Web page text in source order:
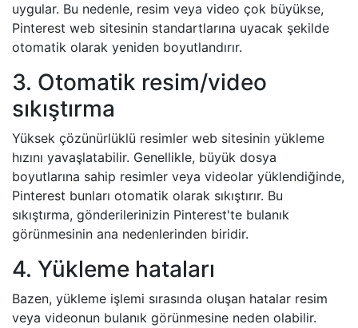
uygular. Bu nedenle, resim veya video çok büyükse,
Pinterest web sitesinin standartlarına uyacak şekilde
otomatik olarak yeniden boyutlandırır.
3. Otomatik resim/video
sıkıştırma
Yüksek çözünürlüklü resimler web sitesinin yükleme
hızını yavaşlatabilir. Genellikle, büyük dosya
boyutlarına sahip resimler veya videolar yüklendiğinde,
Pinterest bunları otomatik olarak sıkıştırır. Bu
sıkıştırma, gönderilerinizin Pinterest'te bulanık
görünmesinin ana nedenlerinden biridir.
4. Yükleme hataları
Bazen, yükleme işlemi sırasında oluşan hatalar resim
veya videonun bulanık görünmesine neden olabilir.